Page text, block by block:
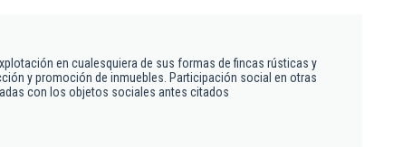
en cualesquiera de sus formas de fincas rústicas y
y promoción de inmuebles. Participación social en otras
con los objetos sociales antes citados